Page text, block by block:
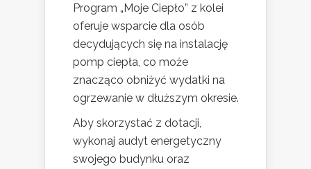
Program „Moje Ciepło” z kolei
oferuje wsparcie dla osób
decydujących się na instalację
pomp ciepła, co może
znacząco obniżyć wydatki na
ogrzewanie w dłuższym okresie.
Aby skorzystać z dotacji,
wykonaj audyt energetyczny
swojego budynku oraz